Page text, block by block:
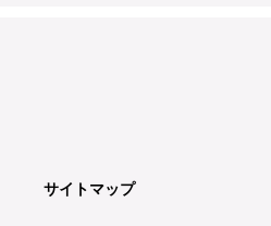
サイトマップ